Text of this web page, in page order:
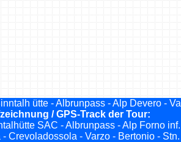
ütte - Albrunpass - Alp Devero -
/ GPS-Track der Tour:
SAC - Albrunpass - Alp Forno
Crevoladossola - Varzo - Bertonio -